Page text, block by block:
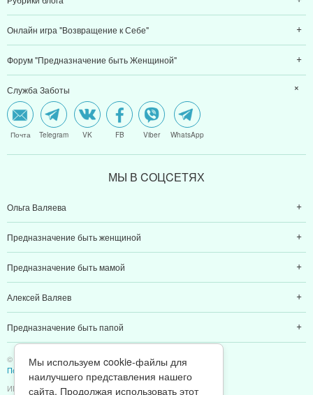
Онлайн игра "Возвращение к Себе"
Форум "Предназначение быть Женщиной"
Служба Заботы
Почта Telegram VK FB Viber WhatsApp
МЫ В CОЦCЕТЯХ
Ольга Валяева
Предназначение быть женщиной
Предназначение быть мамой
Алексей Валяев
Предназначение быть папой
© 2011-2026 Предназначение быть Женщиной
Политика конфиденциальности
ИП Валяев А. В. | ИНН 380111808709
Мы используем cookie-файлы для
наилучшего представления нашего
сайта. Продолжая использовать этот